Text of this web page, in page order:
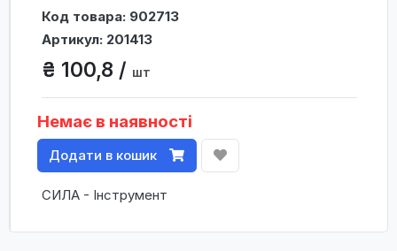
Код товара: 902713
Артикул: 201413
₴ 100,8 / шт
Немає в наявності
Додати в кошик
СИЛА - Інструмент